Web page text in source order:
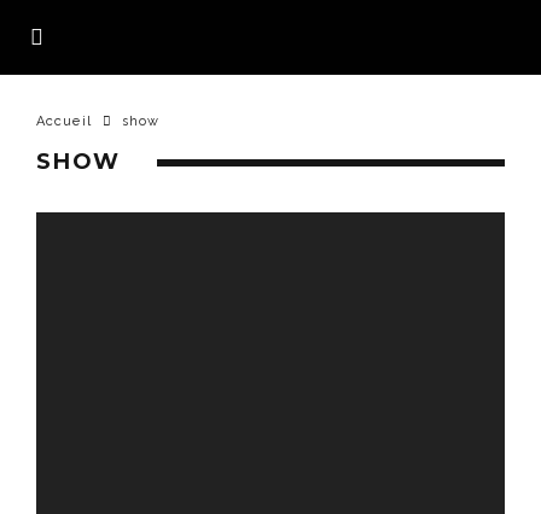
Accueil show
SHOW